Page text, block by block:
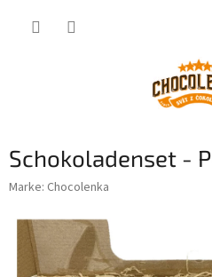
Schokoladenset -
Marke: Chocolenka